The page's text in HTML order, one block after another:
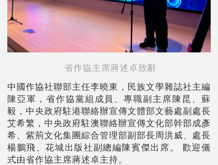
省作協主席蔣述卓致辭
中國作協社聯部主任李曉東，民族文學雜誌社主編
陳亞軍，省作協黨組成員、專職副主席陳昆、蘇
毅，中央政府駐港聯絡辦宣傳文體部文藝處副處長
艾希繁，中央政府駐澳聯絡辦宣傳文化部幹部成彥
希、紫荊文化集團綜合管理部副部長周洪威、處長
楊鵬飛、花城出版社副總編陳賓傑出席。 歡迎儀
式由省作協主席蔣述卓主持。